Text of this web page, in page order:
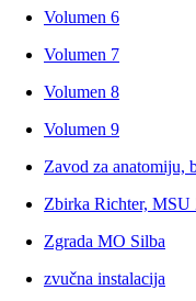
Volumen 6
Volumen 7
Volumen 8
Volumen 9
Zavod za anatomiju,
Zbirka Richter, MSU
Zgrada MO Silba
zvučna instalacija